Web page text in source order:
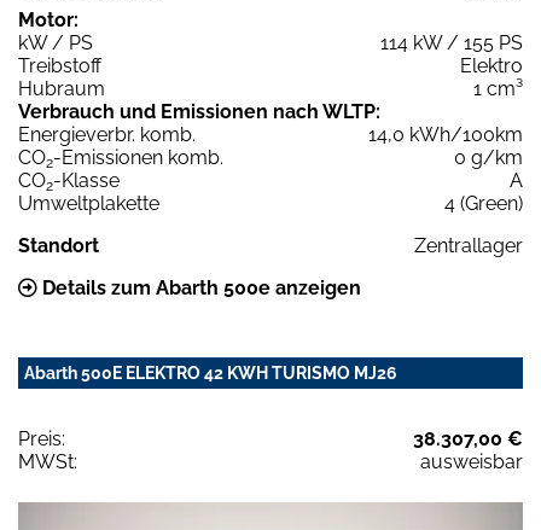
Motor:
kW / PS
114 kW / 155 PS
Treibstoff
Elektro
Hubraum
1 cm³
Verbrauch und Emissionen nach WLTP:
Energieverbr. komb.
14,0 kWh/100km
CO2-Emissionen komb.
0 g/km
CO2-Klasse
A
Umweltplakette
4 (Green)
Standort
Zentrallager
Details zum Abarth 500e anzeigen
Abarth 500E ELEKTRO 42 KWH TURISMO MJ26
Preis:
38.307,00 €
MWSt:
ausweisbar